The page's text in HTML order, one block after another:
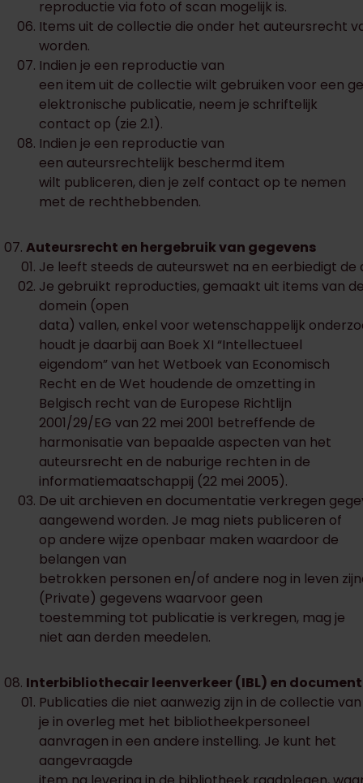
reproductie via foto of scan mogelijk is.
Items uit de collectie die onder het auteursrecht
worden.
Indien je een reproductie van
een item uit de collectie wilt gebruiken voor een
elektronische publicatie, neem je schriftelijk
contact op (zie 2.1).
Indien je een reproductie van
een auteursrechtelijk beschermd item
wilt publiceren, dien je zelf contact op te nemen
met de rechthebbenden.
Auteursrecht en hergebruik van gegevens
Je leeft steeds de auteurswet na en eerbiedigt
Je gebruikt reproducties, gemaakt uit items van
domein (open
data) vallen, enkel voor wetenschappelijk
houdt je daarbij aan Boek XI “Intellectueel
eigendom” van het Wetboek van Economisch
Recht en de Wet houdende de omzetting in
Belgisch recht van de Europese Richtlijn
2001/29/EG van 22 mei 2001 betreffende de
harmonisatie van bepaalde aspecten van het
auteursrecht en de naburige rechten in de
informatiemaatschappij (22 mei 2005).
De uit archieven en documentatie verkregen
aangewend worden. Je mag niets publiceren of
op andere wijze openbaar maken waardoor de
belangen van
betrokken personen en/of andere nog in leven
(Private) gegevens waarvoor geen
toestemming tot publicatie is verkregen, mag je
niet aan derden meedelen.
Interbibliothecair leenverkeer (IBL) en
Publicaties die niet aanwezig zijn in de collectie
je in overleg met het bibliotheekpersoneel
aanvragen in een andere instelling. Je kunt het
aangevraagde